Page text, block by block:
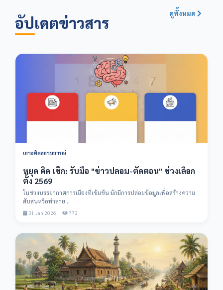
อัปเดตข่าวสาร ดูทั้งหมด
เกาะติดสถานการณ์
หยุด คิด เช็ก: รับมือ "ข่าวปลอม-ตัดตอน" ช่วงเลือก
ตั้ง 2569
ในช่วงบรรยากาศการเมืองที่เข้มข้น มักมีการปล่อยข้อมูลเพื่อสร้างความ
สับสนหรือทำลาย...
31 Jan 2026 772